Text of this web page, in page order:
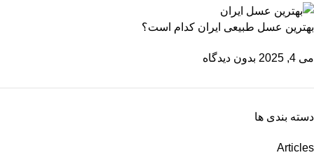
بهترین عسل طبیعی ایران کدام است؟
می 4, 2025 بدون دیدگاه
دسته بندی ها
Articles